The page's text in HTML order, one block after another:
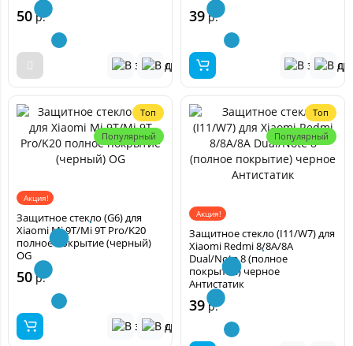
50р. 39р.
Топ
Популярный
Акция!
Защитное стекло (G6) для
Xiaomi Mi 9T/Mi 9T Pro/K20
полное покрытие (черный)
OG
50р.
Топ
Популярный
Акция!
Защитное стекло (I11/W7) для
Xiaomi Redmi 8/8A/8A
Dual/Note 8 (полное
покрытие) черное
Антистатик
39р.